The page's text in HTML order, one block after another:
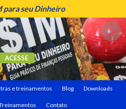
para seu Dinheiro
ACESSE
e treinamentos Blog Downloads
Contato